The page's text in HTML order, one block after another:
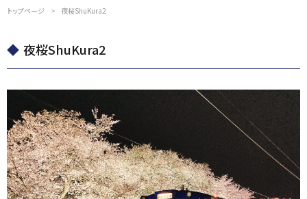
トップページ 夜桜ShuKura2
夜桜ShuKura2